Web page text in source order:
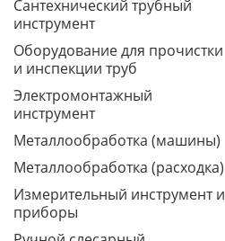
Сантехнический трубный
инструмент
Оборудование для прочистки
и инспекции труб
Электромонтажный
инструмент
Металлообработка (машины)
Металлообработка (расходка)
Измерительный инструмент и
приборы